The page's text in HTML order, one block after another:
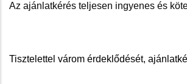
Az ajánlatkérés teljesen ingyenes és
Tisztelettel várom érdeklődését,